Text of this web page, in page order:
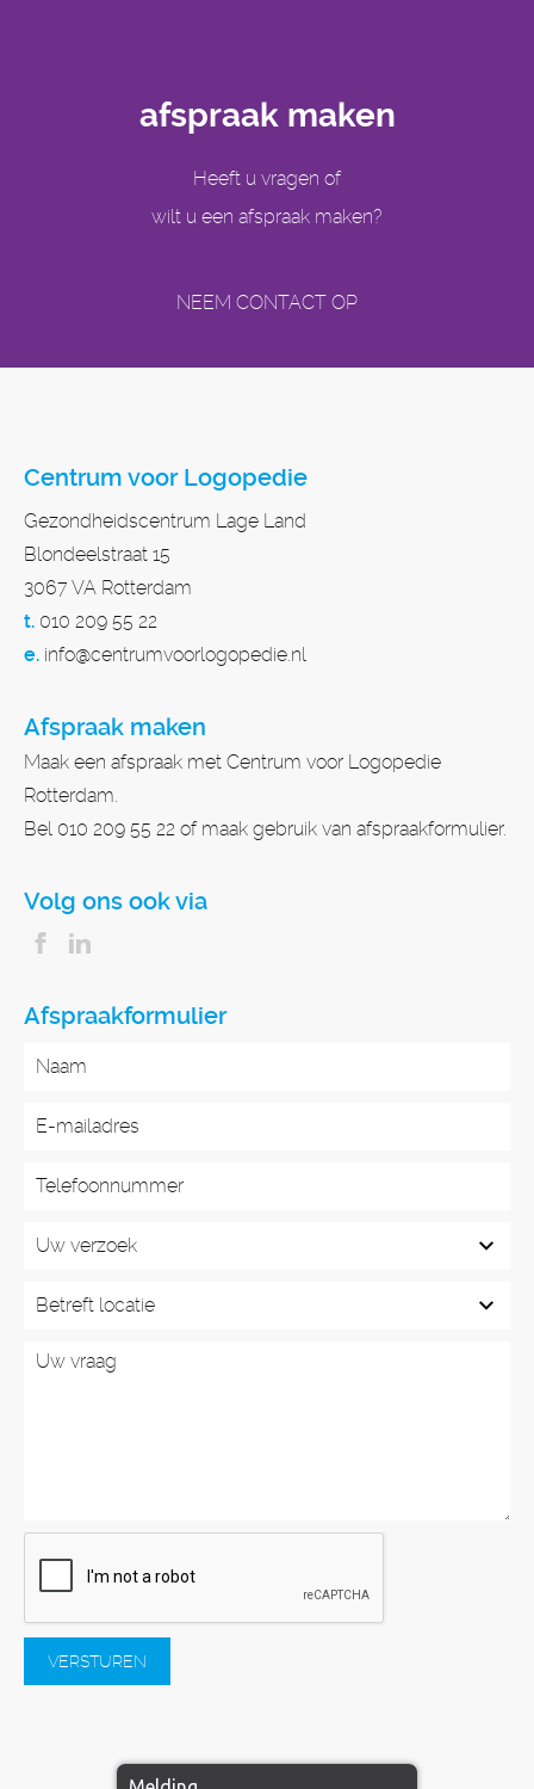
afspraak maken
Heeft u vragen of
wilt u een afspraak maken?
NEEM CONTACT OP
Centrum voor Logopedie
Gezondheidscentrum Lage Land
Blondeelstraat 15
3067 VA Rotterdam
t. 010 209 55 22
e. info@centrumvoorlogopedie.nl
Afspraak maken
Maak een afspraak met Centrum voor Logopedie
Rotterdam.
Bel 010 209 55 22 of maak gebruik van afspraakformulier.
Volg ons ook via
Afspraakformulier
VERSTUREN